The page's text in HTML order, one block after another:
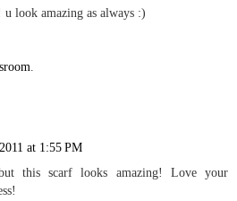
look amazing as always :)
at 1:55 PM
this scarf looks amazing! Love your